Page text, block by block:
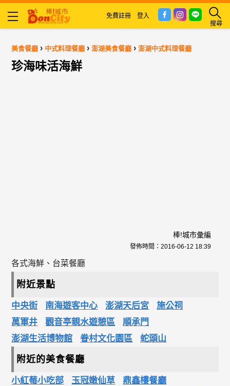
搜尋
免費註冊 登入
美食餐廳 › 中式料理餐廳 ›澎湖美食餐廳 ›澎湖中式料理餐廳
珍海味活海鮮
棒!城市彙編
發佈時間： 2016-06-12 18:39
各式海鮮、台菜餐廳
附近景點
中央街 南海遊客中心 澎湖天后宮
施公祠
萬軍井
觀音亭親水遊憩區
順承門
澎湖生活博物館
眷村文化園區 蛇頭山
附近的美食餐廳
小紅莓小吃部 玉冠嫩仙草
鼎鑫樓餐廳